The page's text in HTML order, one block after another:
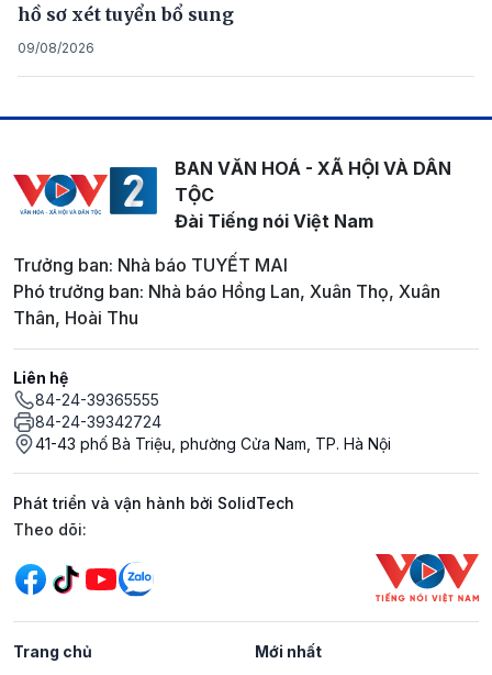
hồ sơ xét tuyển bổ sung
09/08/2026
BAN VĂN HOÁ - XÃ HỘI VÀ DÂN
TỘC
Đài Tiếng nói Việt Nam
Trưởng ban: Nhà báo TUYẾT MAI
Phó trưởng ban: Nhà báo Hồng Lan, Xuân Thọ, Xuân
Thân, Hoài Thu
Liên hệ
84-24-39365555
84-24-39342724
41-43 phố Bà Triệu, phường Cửa Nam, TP. Hà Nội
Phát triển và vận hành bởi SolidTech
Mạng xã hội
Theo dõi:
Trang chủ Mới nhất